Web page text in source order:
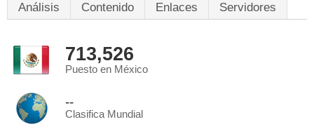
Análisis Contenido Enlaces Servidores
713,526
Puesto en México
--
Clasifica Mundial